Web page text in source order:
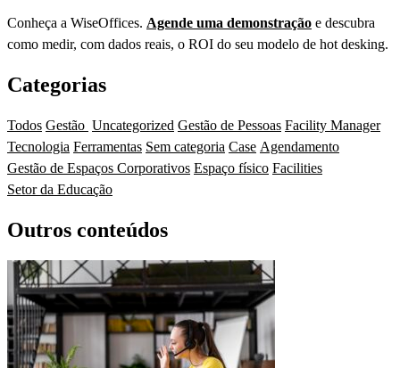
Conheça a WiseOffices. Agende uma demonstração e descubra
como medir, com dados reais, o ROI do seu modelo de hot desking.
Categorias
Todos Gestão Uncategorized Gestão de Pessoas Facility Manager
Tecnologia Ferramentas Sem categoria Case Agendamento
Gestão de Espaços Corporativos Espaço físico Facilities
Setor da Educação
Outros conteúdos